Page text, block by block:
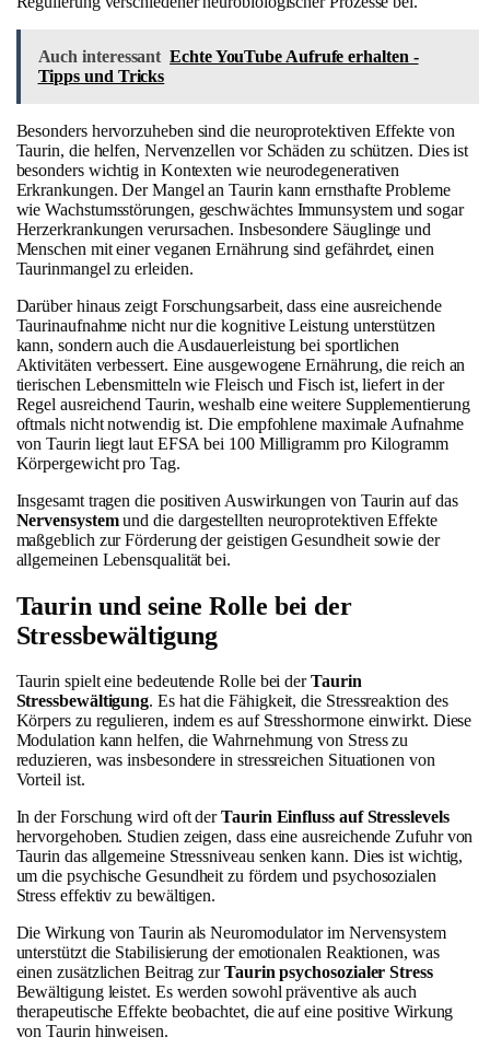
Auch interessant Echte YouTube Aufrufe erhalten -
Tipps und Tricks
Besonders hervorzuheben sind die neuroprotektiven Effekte von
Taurin, die helfen, Nervenzellen vor Schäden zu schützen. Dies ist
besonders wichtig in Kontexten wie neurodegenerativen
Erkrankungen. Der Mangel an Taurin kann ernsthafte Probleme
wie Wachstumsstörungen, geschwächtes Immunsystem und sogar
Herzerkrankungen verursachen. Insbesondere Säuglinge und
Menschen mit einer veganen Ernährung sind gefährdet, einen
Taurinmangel zu erleiden.
Darüber hinaus zeigt Forschungsarbeit, dass eine ausreichende
Taurinaufnahme nicht nur die kognitive Leistung unterstützen
kann, sondern auch die Ausdauerleistung bei sportlichen
Aktivitäten verbessert. Eine ausgewogene Ernährung, die reich an
tierischen Lebensmitteln wie Fleisch und Fisch ist, liefert in der
Regel ausreichend Taurin, weshalb eine weitere Supplementierung
oftmals nicht notwendig ist. Die empfohlene maximale Aufnahme
von Taurin liegt laut EFSA bei 100 Milligramm pro Kilogramm
Körpergewicht pro Tag.
Insgesamt tragen die positiven Auswirkungen von Taurin auf das
Nervensystemund die dargestellten neuroprotektiven Effekte
maßgeblich zur Förderung der geistigen Gesundheit sowie der
allgemeinen Lebensqualität bei.
Taurin und seine Rolle bei der
Stressbewältigung
Taurin spielt eine bedeutende Rolle bei derTaurin
Stressbewältigung. Es hat die Fähigkeit, die Stressreaktion des
Körpers zu regulieren, indem es auf Stresshormone einwirkt. Diese
Modulation kann helfen, die Wahrnehmung von Stress zu
reduzieren, was insbesondere in stressreichen Situationen von
Vorteil ist.
In der Forschung wird oft derTaurin Einfluss auf Stresslevels
hervorgehoben. Studien zeigen, dass eine ausreichende Zufuhr von
Taurin das allgemeine Stressniveau senken kann. Dies ist wichtig,
um die psychische Gesundheit zu fördern und psychosozialen
Stress effektiv zu bewältigen.
Die Wirkung von Taurin als Neuromodulator im Nervensystem
unterstützt die Stabilisierung der emotionalen Reaktionen, was
einen zusätzlichen Beitrag zurTaurin psychosozialer Stress
Bewältigung leistet. Es werden sowohl präventive als auch
therapeutische Effekte beobachtet, die auf eine positive Wirkung
von Taurin hinweisen.